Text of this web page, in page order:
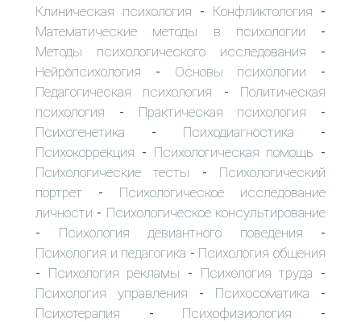
Клиническая психология - Конфликтология -
Математические методы в психологии -
Методы психологического исследования -
Нейропсихология - Основы психологии -
Педагогическая психология - Политическая
психология - Практическая психология -
Психогенетика - Психодиагностика -
Психокоррекция - Психологическая помощь -
Психологические тесты - Психологический
портрет - Психологическое исследование
личности - Психологическое консультирование
- Психология девиантного поведения -
Психология и педагогика - Психология общения
- Психология рекламы - Психология труда -
Психология управления - Психосоматика -
Психотерапия - Психофизиология -